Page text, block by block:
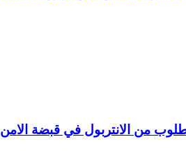
من الانتربول في قبضة الامن